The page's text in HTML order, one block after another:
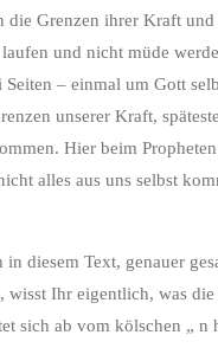
die Grenzen ihrer Kraft
und nicht müde
Seiten – einmal um Gott
unserer Kraft,
Hier beim
alles aus uns selbst
diesem Text, genauer
Ihr eigentlich, was
sich ab vom kölschen „